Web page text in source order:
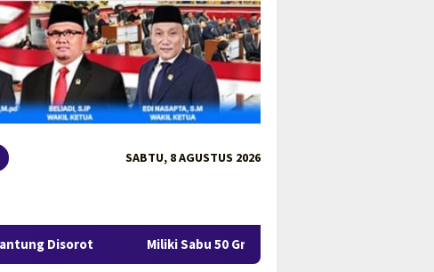
SABTU, 8 AGUSTUS 2026
Miliki Sabu 50 Gram, IRT di Pangkalpinang Ditangkap Ditresnarkoba